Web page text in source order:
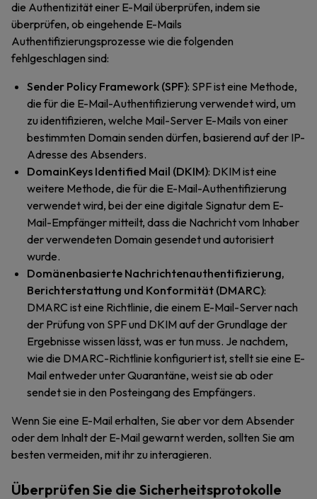
die Authentizität einer E-Mail überprüfen, indem sie
überprüfen, ob eingehende E-Mails
Authentifizierungsprozesse wie die folgenden
fehlgeschlagen sind:
Sender Policy Framework (SPF): SPF ist eine Methode,
die für die E-Mail-Authentifizierung verwendet wird, um
zu identifizieren, welche Mail-Server E-Mails von einer
bestimmten Domain senden dürfen, basierend auf der IP-
Adresse des Absenders.
DomainKeys Identified Mail (DKIM): DKIM ist eine
weitere Methode, die für die E-Mail-Authentifizierung
verwendet wird, bei der eine digitale Signatur dem E-
Mail-Empfänger mitteilt, dass die Nachricht vom Inhaber
der verwendeten Domain gesendet und autorisiert
wurde.
Domänenbasierte Nachrichtenauthentifizierung,
Berichterstattung und Konformität (DMARC):
DMARC ist eine Richtlinie, die einem E-Mail-Server nach
der Prüfung von SPF und DKIM auf der Grundlage der
Ergebnisse wissen lässt, was er tun muss. Je nachdem,
wie die DMARC-Richtlinie konfiguriert ist, stellt sie eine E-
Mail entweder unter Quarantäne, weist sie ab oder
sendet sie in den Posteingang des Empfängers.
Wenn Sie eine E-Mail erhalten, Sie aber vor dem Absender
oder dem Inhalt der E-Mail gewarnt werden, sollten Sie am
besten vermeiden, mit ihr zu interagieren.
Überprüfen Sie die Sicherheitsprotokolle